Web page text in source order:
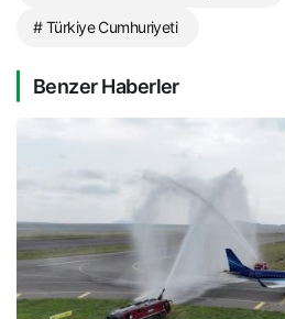
# Türkiye Cumhuriyeti
Benzer Haberler